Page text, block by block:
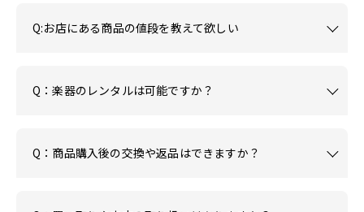
Q:お店にある商品の値段を教えて欲しい
Q：楽器のレンタルは可能ですか？
Q：商品購入後の交換や返品はできますか？